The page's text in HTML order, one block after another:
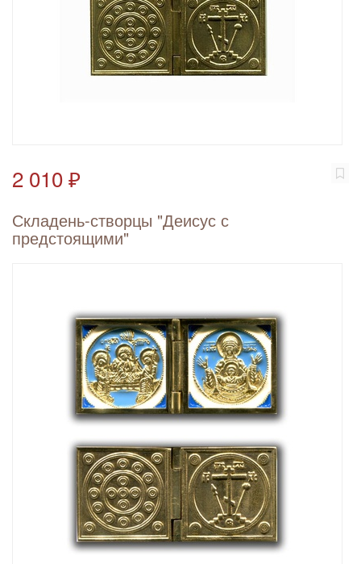
2 010 ₽
Складень-створцы "Деисус с
предстоящими"